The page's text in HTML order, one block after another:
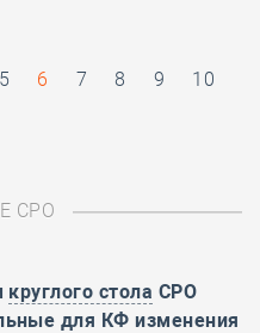
5 6 7 8 9 10
СРО
круглого стола СРО
для КФ изменения